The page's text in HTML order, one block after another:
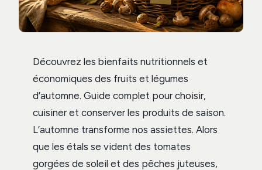
Découvrez les bienfaits nutritionnels et
économiques des fruits et légumes
d’automne. Guide complet pour choisir,
cuisiner et conserver les produits de saison.
L’automne transforme nos assiettes. Alors
que les étals se vident des tomates
gorgées de soleil et des pêches juteuses,